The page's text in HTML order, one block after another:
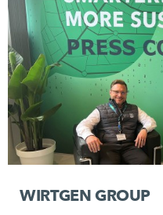
WIRTGEN GROUP